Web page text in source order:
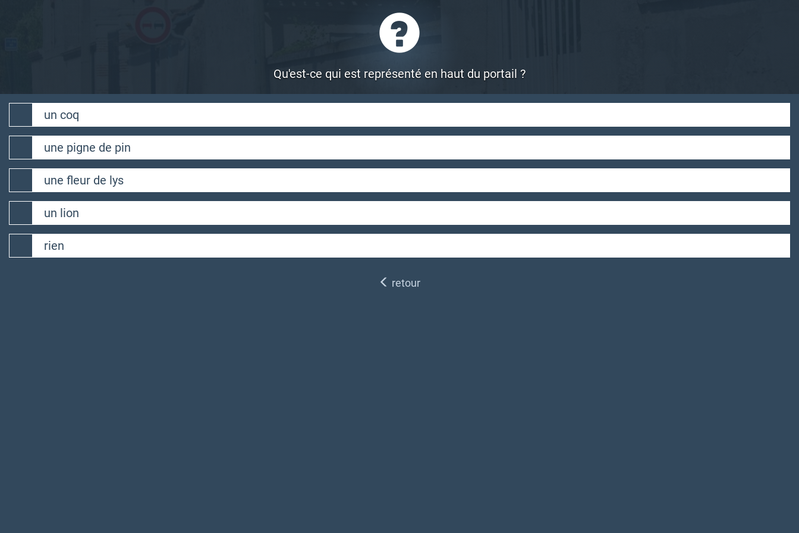
Qu'est-ce qui est représenté en haut du portail ?
un coq
une pigne de pin
une fleur de lys
un lion
rien
retour